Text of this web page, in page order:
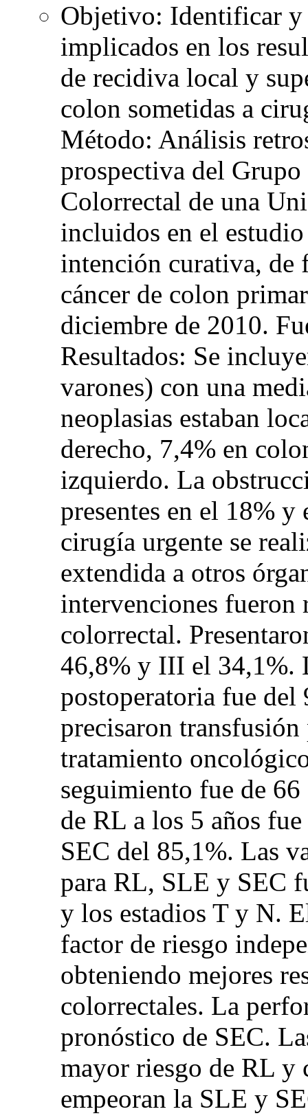
Objetivo: Identificar y
implicados en los
de recidiva local y
colon sometidas a
Método: Análisis
prospectiva del
Colorrectal de una
incluidos en el
intención curativa, de
cáncer de colon
diciembre de 2010.
Resultados: Se
varones) con una
neoplasias estaban
derecho, 7,4% en
izquierdo. La
presentes en el 18%
cirugía urgente se
extendida a otros
intervenciones fueron
colorrectal.
46,8% y III el 34,1%.
postoperatoria fue del
precisaron
tratamiento
seguimiento fue de
de RL a los 5 años
SEC del 85,1%. Las
para RL, SLE y SEC
y los estadios T y N.
factor de riesgo
obteniendo mejores
colorrectales. La
pronóstico de SEC.
mayor riesgo de RL y
empeoran la SLE y